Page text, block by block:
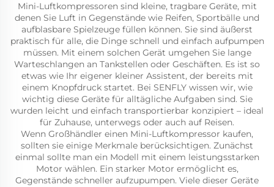
Mini-Luftkompressoren sind kleine, tragbare Geräte, mit
denen Sie Luft in Gegenstände wie Reifen, Sportbälle und
aufblasbare Spielzeuge füllen können. Sie sind äußerst
praktisch für alle, die Dinge schnell und einfach aufpumpen
müssen. Mit einem solchen Gerät umgehen Sie lange
Warteschlangen an Tankstellen oder Geschäften. Es ist so
etwas wie Ihr eigener kleiner Assistent, der bereits mit
einem Knopfdruck startet. Bei SENFLY wissen wir, wie
wichtig diese Geräte für alltägliche Aufgaben sind. Sie
wurden leicht und einfach transportierbar konzipiert – ideal
für Zuhause, unterwegs oder auch auf Reisen.
Wenn Großhändler einen Mini-Luftkompressor kaufen,
sollten sie einige Merkmale berücksichtigen. Zunächst
einmal sollte man ein Modell mit einem leistungsstarken
Motor wählen. Ein starker Motor ermöglicht es,
Gegenstände schneller aufzupumpen. Viele dieser Geräte